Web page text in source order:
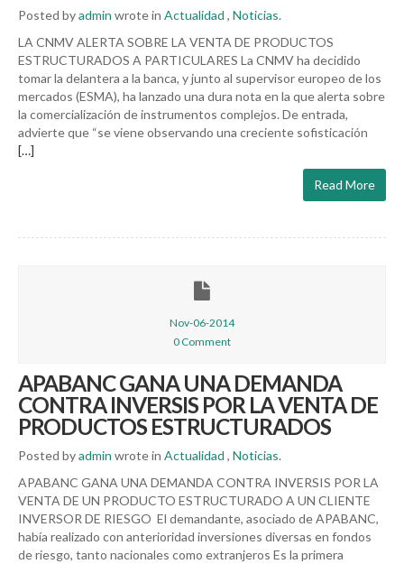
Posted byadmin wrote in Actualidad , Noticias.
LA CNMV ALERTA SOBRE LA VENTA DE PRODUCTOS
ESTRUCTURADOS A PARTICULARES La CNMV ha decidido
tomar la delantera a la banca, y junto al supervisor europeo de los
mercados (ESMA), ha lanzado una dura nota en la que alerta sobre
la comercialización de instrumentos complejos. De entrada,
advierte que “se viene observando una creciente sofisticación
[…]
Read More
Nov-06-2014
0 Comment
APABANC GANA UNA DEMANDA
CONTRA INVERSIS POR LA VENTA DE
PRODUCTOS ESTRUCTURADOS
Posted byadmin wrote in Actualidad , Noticias.
APABANC GANA UNA DEMANDA CONTRA INVERSIS POR LA
VENTA DE UN PRODUCTO ESTRUCTURADO A UN CLIENTE
INVERSOR DE RIESGO El demandante, asociado de APABANC,
había realizado con anterioridad inversiones diversas en fondos
de riesgo, tanto nacionales como extranjeros Es la primera